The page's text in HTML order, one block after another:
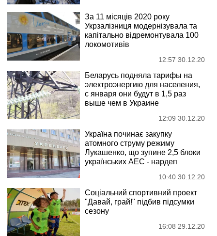
За 11 місяців 2020 року
Укрзалізниця модернізувала та
капітально відремонтувала 100
локомотивів
12:57 30.12.20
Беларусь подняла тарифы на
электроэнергию для населения,
с января они будут в 1,5 раз
выше чем в Украине
12:09 30.12.20
Україна починає закупку
атомного струму режиму
Лукашенко, що зупине 2,5 блоки
українських АЕС - нардеп
10:40 30.12.20
Соціальний спортивний проект
"Давай, грай!" підбив підсумки
сезону
16:08 29.12.20